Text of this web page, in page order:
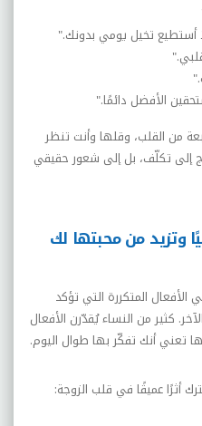
تخيل يومي بدونك."
الأفضل دائمًا."
من القلب، وقلها وأنت تنظر
إلى تكلّف، بل إلى شعور حقيقي
وتزيد من محبتها لك
المتكررة التي تؤكد
كثير من النساء يُقدّرن الأفعال
تعني أنك تفكّر بها طوال اليوم.
أثرًا عميقًا في قلب الزوجة: